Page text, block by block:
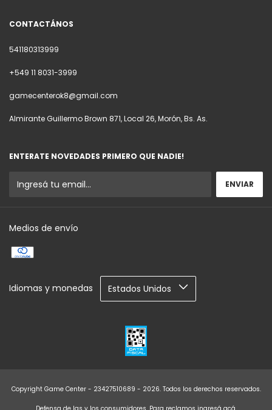
CONTACTÁNOS
541180313999
+549 11 8031-3999
gamecenterok8@gmail.com
Almirante Guillermo Brown 871, Local 26, Morón, Bs. As.
ENTERATE NOVEDADES PRIMERO QUE NADIE!
Medios de envío
Idiomas y monedas
Copyright Game Center - 23427510689 - 2026. Todos los derechos reservados.